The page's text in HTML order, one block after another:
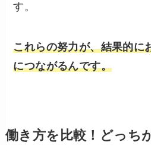
す。
これらの努力が、結果的に
につながるんです。
働き方を比較！どっち